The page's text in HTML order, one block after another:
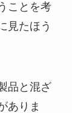
ことを考
見たほう
品と混ざ
ありま